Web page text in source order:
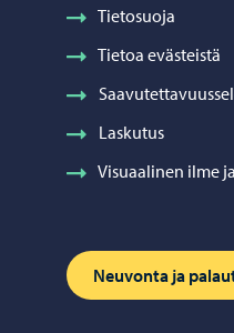
Tietosuoja
Tietoa evästeistä
Laskutus
Visuaalinen ilme
Neuvonta ja